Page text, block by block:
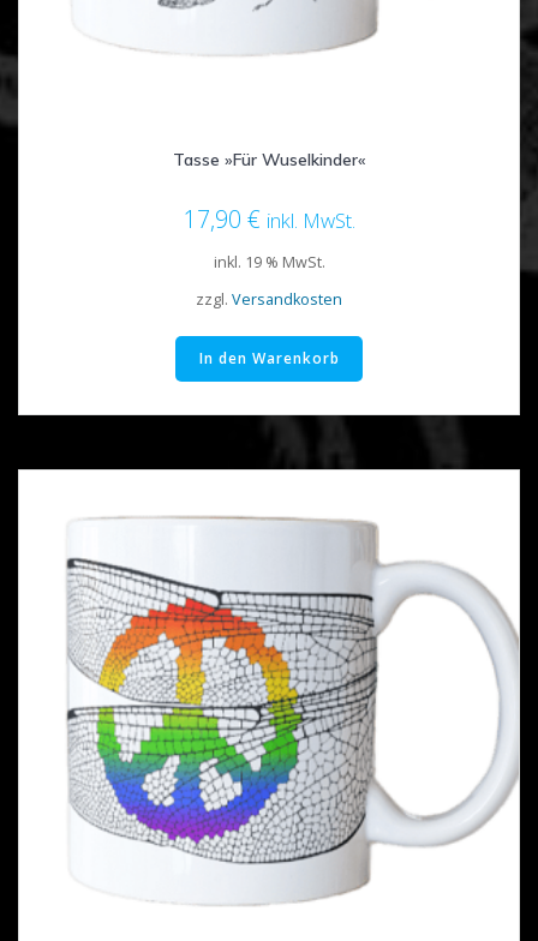
Tasse »Für Wuselkinder«
17,90 € inkl. MwSt.
inkl. 19 % MwSt.
zzgl. Versandkosten
In den Warenkorb